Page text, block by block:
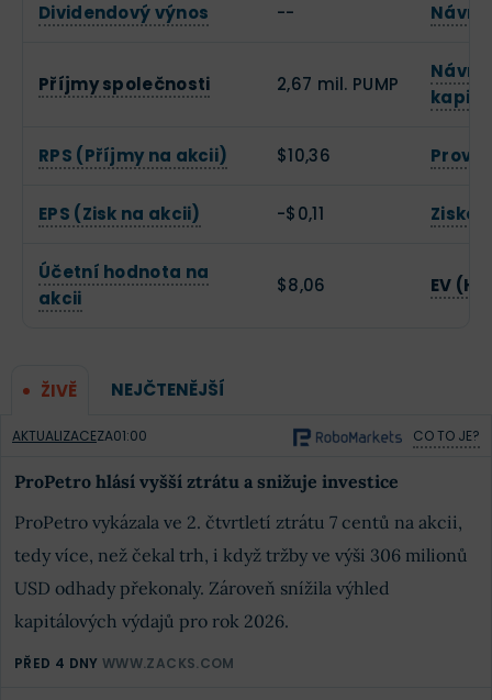
Dividendový výnos --
Příjmy společnosti 2,67 mil. PUMP
RPS (Příjmy na akcii) $10,36
EPS (Zisk na akcii) -$0,11
Účetní hodnota na
akcii
$8,06 EV
ŽIVĚ NEJČTENĚJŠÍ
AKTUALIZACEZA01:00 CO TO JE?
ProPetro hlásí vyšší ztrátu a snižuje investice
ProPetro vykázala ve 2. čtvrtletí ztrátu 7 centů na akcii,
tedy více, než čekal trh, i když tržby ve výši 306 milionů
USD odhady překonaly. Zároveň snížila výhled
kapitálových výdajů pro rok 2026.
PŘED 4 DNY WWW.ZACKS.COM